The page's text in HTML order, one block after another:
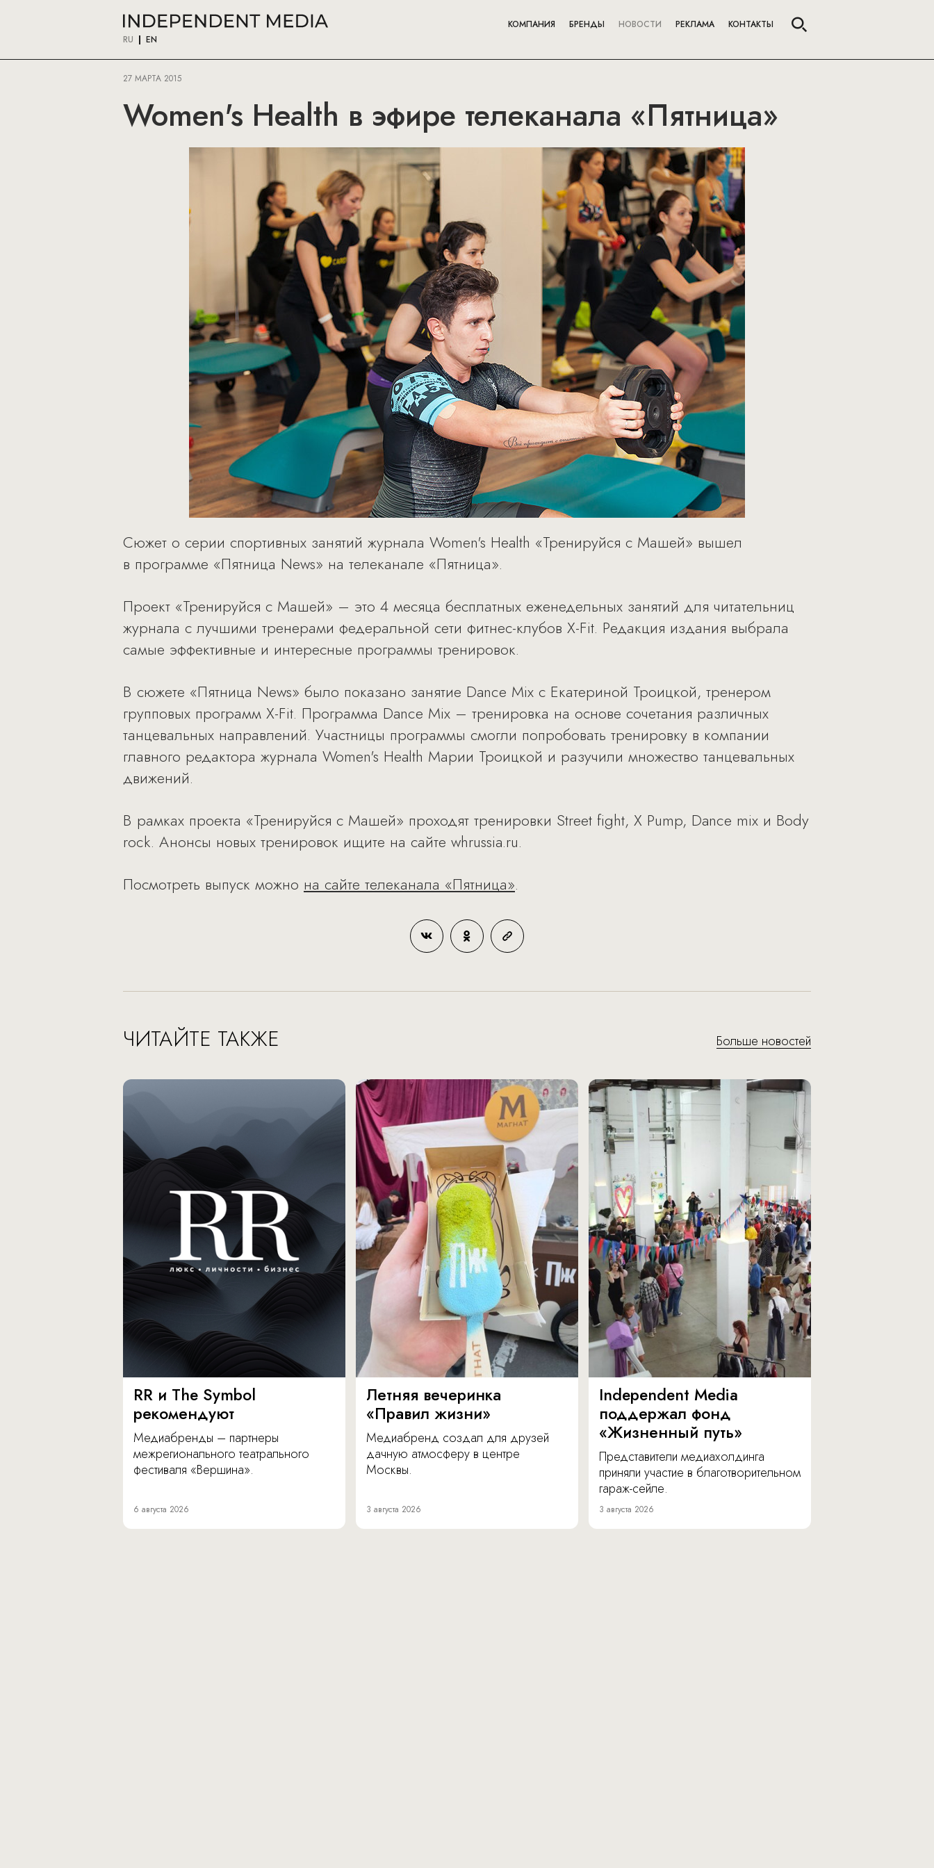
RU EN
КОМПАНИЯ БРЕНДЫ НОВОСТИ РЕКЛАМА КОНТАКТЫ
27 МАРТА 2015
Women's Health в эфире телеканала «Пятница»
Сюжет о серии спортивных занятий журнала Women's Health «Тренируйся с Машей» вышел
в программе «Пятница News» на телеканале «Пятница».
Проект «Тренируйся с Машей» – это 4 месяца бесплатных еженедельных занятий для читательниц
журнала с лучшими тренерами федеральной сети фитнес-клубов X-Fit. Редакция издания выбрала
самые эффективные и интересные программы тренировок.
В сюжете «Пятница News» было показано занятие Dance Mix с Екатериной Троицкой, тренером
групповых программ X-Fit. Программа Dance Mix – тренировка на основе сочетания различных
танцевальных направлений. Участницы программы смогли попробовать тренировку в компании
главного редактора журнала Women's Health Марии Троицкой и разучили множество танцевальных
движений.
В рамках проекта «Тренируйся с Машей» проходят тренировки Street fight, X Pump, Dance mix и Body
rock. Анонсы новых тренировок ищите на сайте whrussia.ru.
Посмотреть выпуск можно на сайте телеканала «Пятница».
ЧИТАЙТЕ ТАКЖЕ Больше новостей
RR и The Symbol
рекомендуют
Медиабренды – партнеры
межрегионального театрального
фестиваля «Вершина».
6 августа 2026
Летняя вечеринка
«Правил жизни»
Медиабренд создал для друзей
дачную атмосферу в центре
Москвы.
3 августа 2026
Independent Media
поддержал фонд
«Жизненный путь»
Представители медиахолдинга
приняли участие в благотворительном
гараж-сейле.
3 августа 2026